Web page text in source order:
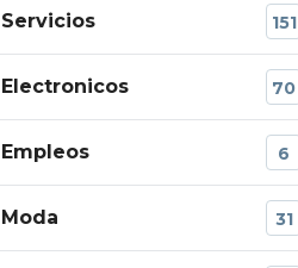
Servicios 151
Electronicos 70
Empleos 6
Moda 31